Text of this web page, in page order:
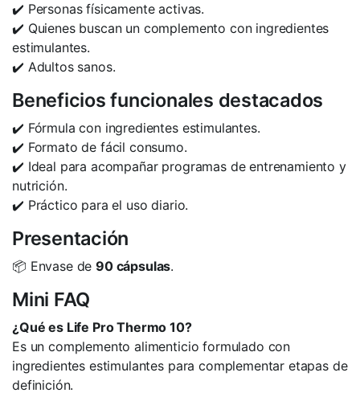
✔️ Personas físicamente activas.
✔️ Quienes buscan un complemento con ingredientes
estimulantes.
✔️ Adultos sanos.
Beneficios funcionales destacados
✔️ Fórmula con ingredientes estimulantes.
✔️ Formato de fácil consumo.
✔️ Ideal para acompañar programas de entrenamiento y
nutrición.
✔️ Práctico para el uso diario.
Presentación
📦 Envase de90 cápsulas.
Mini FAQ
¿Qué es Life Pro Thermo 10?
Es un complemento alimenticio formulado con
ingredientes estimulantes para complementar etapas de
definición.